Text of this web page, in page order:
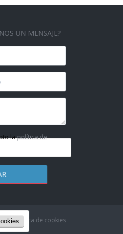
UN MENSAJE?
lapolítica de
Política de cookies